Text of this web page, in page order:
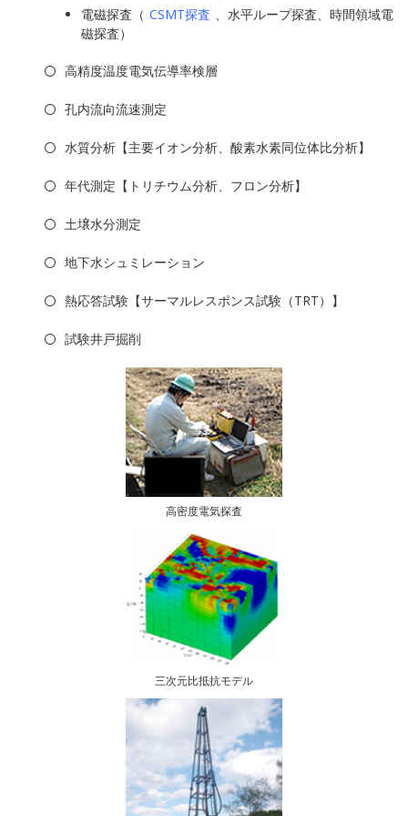
電磁探査（ CSMT探査 、水平ループ探査、時間領域電
磁探査）
高精度温度電気伝導率検層
孔内流向流速測定
水質分析【主要イオン分析、酸素水素同位体比分析】
年代測定【トリチウム分析、フロン分析】
土壌水分測定
地下水シュミレーション
熱応答試験【サーマルレスポンス試験（TRT）】
試験井戸掘削
高密度電気探査
三次元比抵抗モデル